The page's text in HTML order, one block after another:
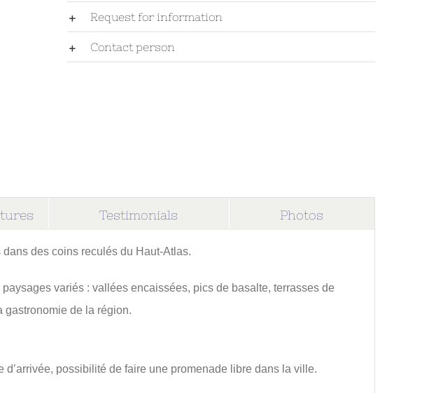
Request for information
Contact person
Testimonials Photos
des coins reculés du Haut-Atlas.
variés : vallées encaissées, pics de basalte, terrasses de
gastronomie de la région.
d’arrivée, possibilité de faire une promenade libre dans la ville.